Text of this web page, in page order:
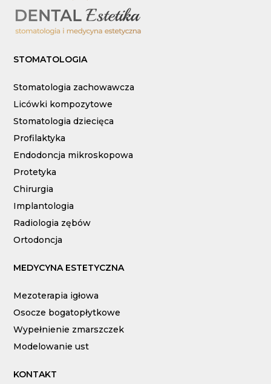
STOMATOLOGIA
Stomatologia zachowawcza
Licówki kompozytowe
Stomatologia dziecięca
Profilaktyka
Endodoncja mikroskopowa
Protetyka
Chirurgia
Implantologia
Radiologia zębów
Ortodoncja
MEDYCYNA ESTETYCZNA
Mezoterapia igłowa
Osocze bogatopłytkowe
Wypełnienie zmarszczek
Modelowanie ust
KONTAKT